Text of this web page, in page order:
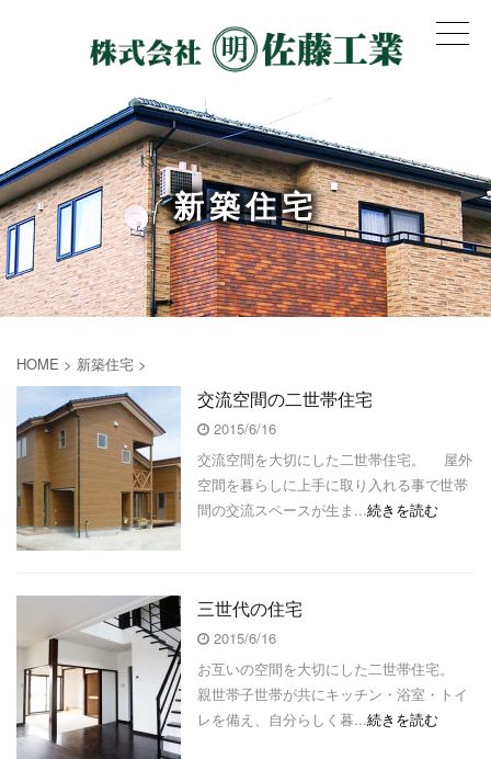
新築住宅
HOME > 新築住宅 >
交流空間の二世帯住宅
2015/6/16
交流空間を大切にした二世帯住宅。 屋外
空間を暮らしに上手に取り入れる事で世帯
間の交流スペースが生ま...続きを読む
三世代の住宅
2015/6/16
お互いの空間を大切にした二世帯住宅。
親世帯子世帯が共にキッチン・浴室・トイ
レを備え、自分らしく暮...続きを読む